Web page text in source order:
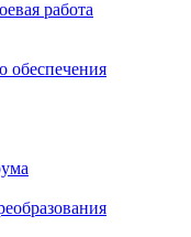
работа
обеспечения